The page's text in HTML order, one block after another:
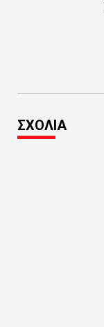
ΣΧΟΛΙΑ